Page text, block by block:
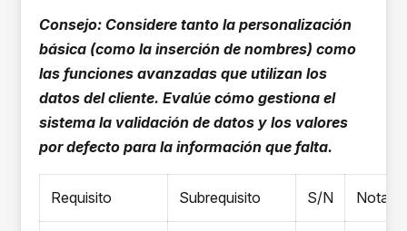
Consejo: Considere tanto la personalización
básica (como la inserción de nombres) como
las funciones avanzadas que utilizan los
datos del cliente. Evalúe cómo gestiona el
sistema la validación de datos y los valores
por defecto para la información que falta.
Requisito Subrequisito S/N Notas